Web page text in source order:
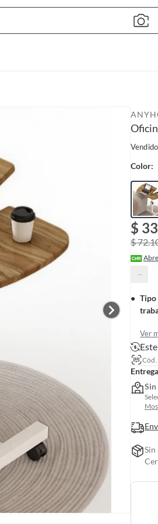
Color:
$
$
−
Tipo
Ver
Sin